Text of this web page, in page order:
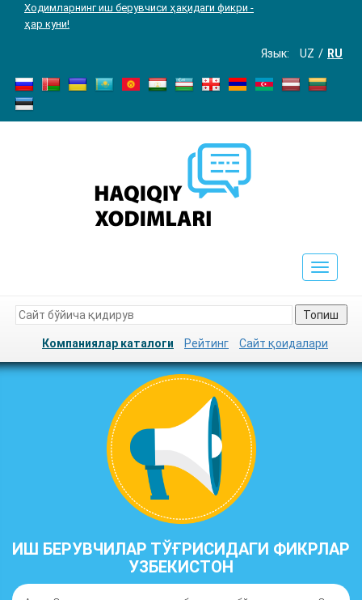
Ходимларнинг иш берувчиси ҳақидаги фикри -
ҳар куни!
Язык: UZ RU
Toggle
Топиш
Компаниялар каталоги Рейтинг Сайт қоидалари
ИШ БЕРУВЧИЛАР ТЎҒРИСИДАГИ ФИКРЛАР
УЗБЕКИСТОН